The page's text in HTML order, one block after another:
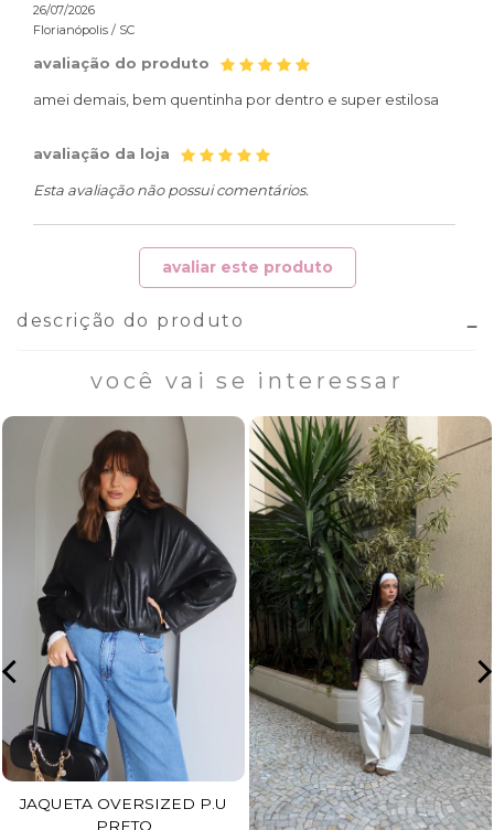
26/07/2026
Florianópolis / SC
avaliação do produto
amei demais, bem quentinha por dentro e super estilosa
avaliação da loja
Esta avaliação não possui comentários.
avaliar este produto
descrição do produto
você vai se interessar
JAQUETA OVERSIZED P.U
PRETO